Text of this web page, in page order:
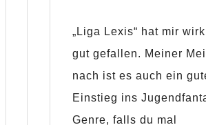
„Liga Lexis“ hat mir
gut gefallen. Meiner
nach ist es auch ein
Einstieg ins
Genre, falls du mal